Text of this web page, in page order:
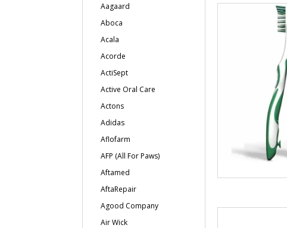
Aagaard
Aboca
Acala
Acorde
ActiSept
Active Oral Care
Actons
Adidas
Aflofarm
AFP (All For Paws)
Aftamed
AftaRepair
Agood Company
Air Wick